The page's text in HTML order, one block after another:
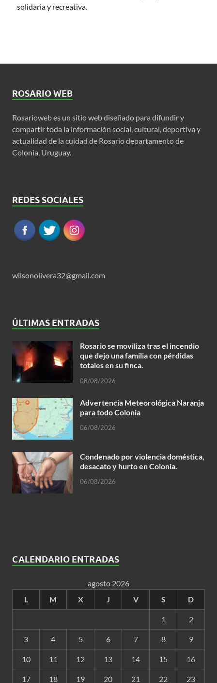
solidaria y recreativa.
ROSARIO WEB
Rosarioweb es un sitio web diseñado para difundir y
compartir toda la información social, cultural, deportiva y
actualidad de la cuidad de Rosario departamento de
Colonia, Uruguay.
REDES SOCIALES
wilsonolivera32@gmail.com
ÚLTIMAS ENTRADAS
Rosario se moviliza tras el incendio
que dejo una familia con pérdidas
totales en su finca.
08/08/2026
Advertencia Meteorológica Naranja
para todo Colonia
06/08/2026
Condenado por violencia doméstica,
desacato y hurto en Colonia.
06/08/2026
CALENDARIO ENTRADAS
agosto 2026
L
M X J V S D
1 2
3 4 5 6 7 8 9
10 11 12 13 14 15 16
17 18 19 20 21 22 23